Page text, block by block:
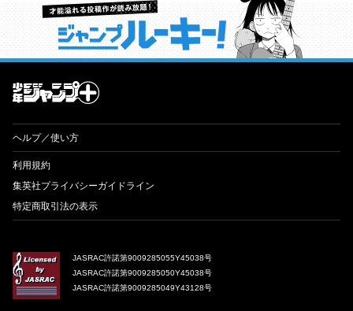
才能溢れる投稿作が読み放題！ ジャンプルーキー！
ヘルプ／使い方
利用規約
集英社プライバシーガイドライン
特定商取引法の表示
JASRAC許諾第9009285055Y45038号
JASRAC許諾第9009285050Y45038号
JASRAC許諾第9009285049Y43128号